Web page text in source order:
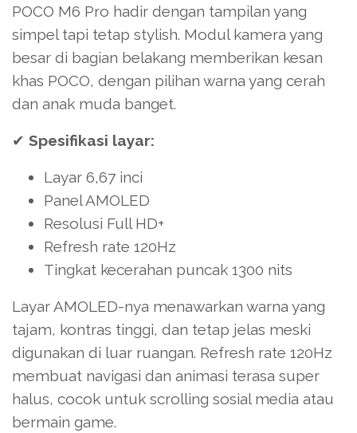
POCO M6 Pro hadir dengan tampilan yang
simpel tapi tetap stylish. Modul kamera yang
besar di bagian belakang memberikan kesan
khas POCO, dengan pilihan warna yang cerah
dan anak muda banget.
✔ Spesifikasi layar:
Layar 6,67 inci
Panel AMOLED
Resolusi Full HD+
Refresh rate 120Hz
Tingkat kecerahan puncak 1300 nits
Layar AMOLED-nya menawarkan warna yang
tajam, kontras tinggi, dan tetap jelas meski
digunakan di luar ruangan. Refresh rate 120Hz
membuat navigasi dan animasi terasa super
halus, cocok untuk scrolling sosial media atau
bermain game.